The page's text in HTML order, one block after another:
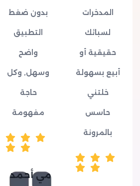
بدون ضغط
التطبيق
واضح
وسهل, وكل
حاجة
مفهومة
مي أحمد
المدخرات
لسبائك
حقيقية أو
أبيع بسهولة
خلتني
حاسس
بالمرونة